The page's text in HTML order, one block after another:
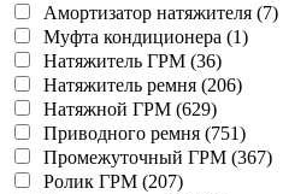
Амортизатор натяжителя (7)
Муфта кондиционера (1)
Натяжитель ГРМ (36)
Натяжитель ремня (206)
Натяжной ГРМ (629)
Приводного ремня (751)
Промежуточный ГРМ (367)
Ролик ГРМ (207)